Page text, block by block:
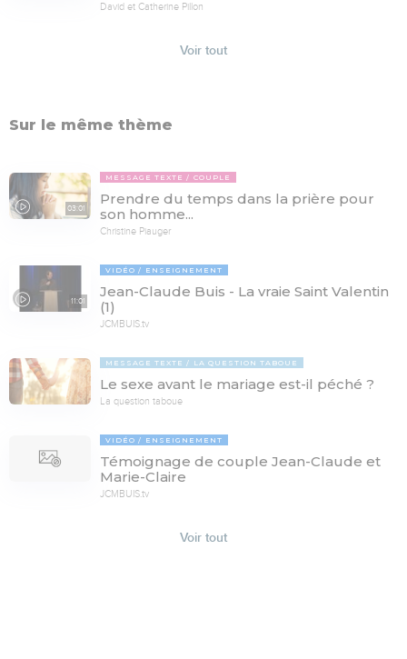
David et Catherine Pillon
Voir tout
Sur le même thème
03:01
MESSAGE TEXTE COUPLE
Prendre du temps dans la prière pour
son homme...
Christine Piauger
11:01
VIDÉO ENSEIGNEMENT
Jean-Claude Buis - La vraie Saint Valentin
(1)
JCMBUIS.tv
MESSAGE TEXTE LA QUESTION TABOUE
Le sexe avant le mariage est-il péché ?
La question taboue
VIDÉO ENSEIGNEMENT
Témoignage de couple Jean-Claude et
Marie-Claire
JCMBUIS.tv
Voir tout